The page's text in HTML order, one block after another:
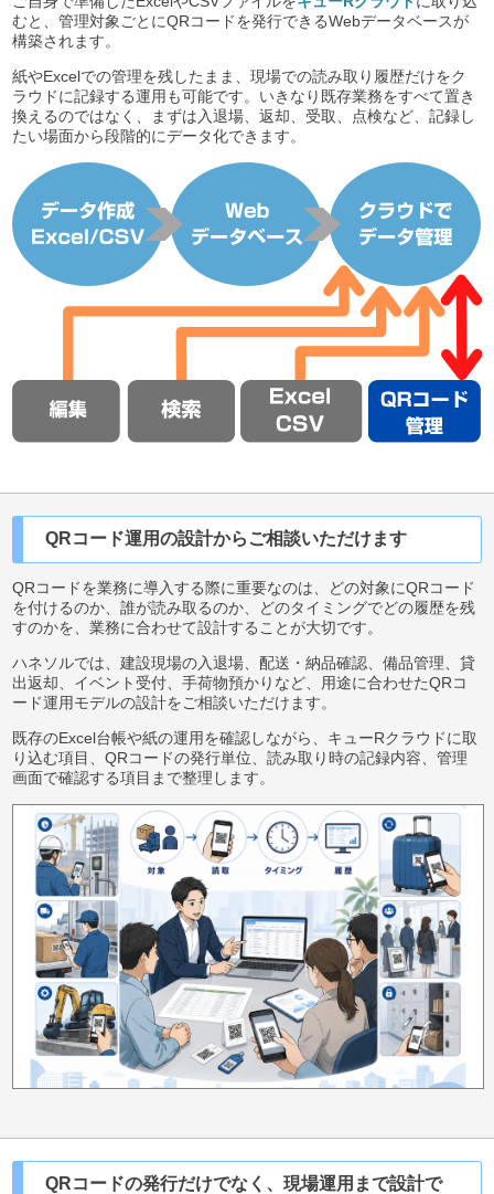
むと、管理対象ごとにQRコードを発行できるWebデータベースが
構築されます。
紙やExcelでの管理を残したまま、現場での読み取り履歴だけをク
ラウドに記録する運用も可能です。いきなり既存業務をすべて置き
換えるのではなく、まずは入退場、返却、受取、点検など、記録し
たい場面から段階的にデータ化できます。
QRコード運用の設計からご相談いただけます
QRコードを業務に導入する際に重要なのは、どの対象にQRコード
を付けるのか、誰が読み取るのか、どのタイミングでどの履歴を残
すのかを、業務に合わせて設計することが大切です。
ハネソルでは、建設現場の入退場、配送・納品確認、備品管理、貸
出返却、イベント受付、手荷物預かりなど、用途に合わせたQRコ
ード運用モデルの設計をご相談いただけます。
既存のExcel台帳や紙の運用を確認しながら、キューRクラウドに取
り込む項目、QRコードの発行単位、読み取り時の記録内容、管理
画面で確認する項目まで整理します。
QRコードの発行だけでなく、現場運用まで設計で